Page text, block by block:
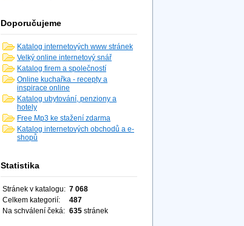
Doporučujeme
Katalog internetových www stránek
Velký online internetový snář
Katalog firem a společností
Online kuchařka - recepty a
inspirace online
Katalog ubytování, penziony a
hotely
Free Mp3 ke stažení zdarma
Katalog internetových obchodů a e-
shopů
Statistika
Stránek v katalogu: 7 068
Celkem kategorií:
487
Na schválení čeká: 635 stránek